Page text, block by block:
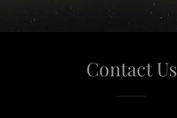
Contact Us